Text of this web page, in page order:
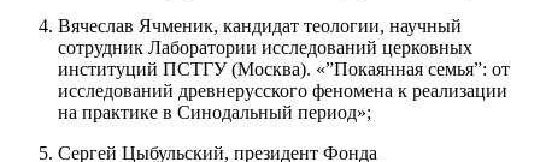
Вячеслав Ячменик, кандидат теологии, научный
сотрудник Лаборатории исследований церковных
институций ПСТГУ (Москва). «”Покаянная семья”: от
исследований древнерусского феномена к реализации
на практике в Синодальный период»;
Сергей Цыбульский, президент Фонда